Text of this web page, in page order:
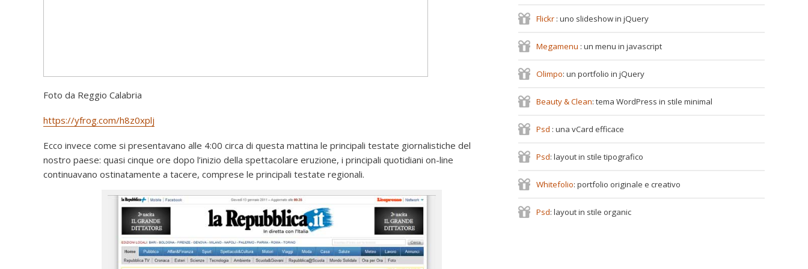
Foto da Reggio Calabria
https://yfrog.com/h8z0xplj
Ecco invece come si presentavano alle 4:00 circa di questa mattina le principali testate giornalistiche del
nostro paese: quasi cinque ore dopo l’inizio della spettacolare eruzione, i principali quotidiani on-line
continuavano ostinatamente a tacere, comprese le principali testate regionali.
Flickr : uno slideshow in jQuery
Megamenu : un menu in javascript
Olimpo: un portfolio in jQuery
Beauty & Clean: tema WordPress in stile minimal
Psd : una vCard efficace
Psd: layout in stile tipografico
Whitefolio: portfolio originale e creativo
Psd: layout in stile organic